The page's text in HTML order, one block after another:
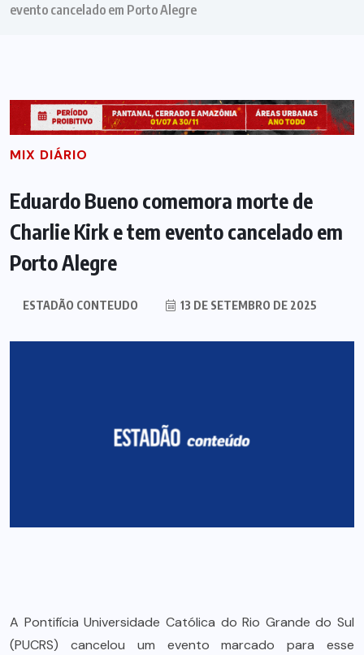
evento cancelado em Porto Alegre
MIX DIÁRIO
Eduardo Bueno comemora morte de
Charlie Kirk e tem evento cancelado em
Porto Alegre
ESTADÃO CONTEUDO 13 DE SETEMBRO DE 2025
A Pontifícia Universidade Católica do Rio Grande do Sul
(PUCRS) cancelou um evento marcado para esse